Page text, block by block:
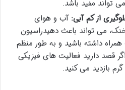
تواند مفید باشد.
از کم آبی: آب و هوای
می تواند باعث دهیدراسیون
داشته باشید و به طور منظم
قصد دارید فعالیت های فیزیکی
بازدید می کنید.